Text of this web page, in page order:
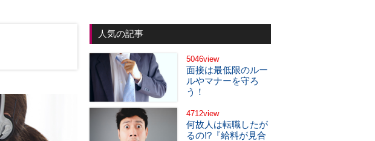
人気の記事
5046view
面接は最低限のルー
ルやマナーを守ろ
う！
4712view
何故人は転職したが
るの!?『給料が見合